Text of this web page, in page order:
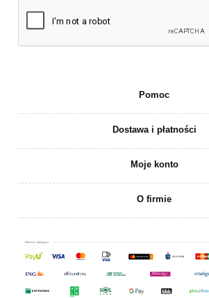
Pomoc
Dostawa i płatności
Moje konto
O firmie